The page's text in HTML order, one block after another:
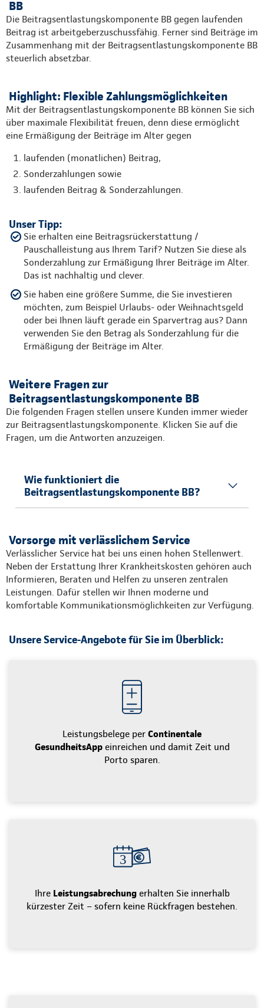
BB
Die Beitragsentlastungskomponente BB gegen laufenden
Beitrag ist arbeitgeberzuschussfähig. Ferner sind Beiträge im
Zusammenhang mit der Beitragsentlastungskomponente BB
steuerlich absetzbar.
Highlight: Flexible Zahlungsmöglichkeiten
Mit der Beitragsentlastungskomponente BB können Sie sich
über maximale Flexibilität freuen, denn diese ermöglicht
eine Ermäßigung der Beiträge im Alter gegen
laufenden (monatlichen) Beitrag,
Sonderzahlungen sowie
laufenden Beitrag & Sonderzahlungen.
Unser Tipp:
Sie erhalten eine Beitragsrückerstattung /
Pauschalleistung aus Ihrem Tarif? Nutzen Sie diese als
Sonderzahlung zur Ermäßigung Ihrer Beiträge im Alter.
Das ist nachhaltig und clever.
Sie haben eine größere Summe, die Sie investieren
möchten, zum Beispiel Urlaubs- oder Weihnachtsgeld
oder bei Ihnen läuft gerade ein Sparvertrag aus? Dann
verwenden Sie den Betrag als Sonderzahlung für die
Ermäßigung der Beiträge im Alter.
Weitere Fragen zur
Beitragsentlastungskomponente BB
Die folgenden Fragen stellen unsere Kunden immer wieder
zur Beitragsentlastungskomponente. Klicken Sie auf die
Fragen, um die Antworten anzuzeigen.
Wie funktioniert die
Beitragsentlastungskomponente BB?
Vorsorge mit verlässlichem Service
Verlässlicher Service hat bei uns einen hohen Stellenwert.
Neben der Erstattung Ihrer Krankheitskosten gehören auch
Informieren, Beraten und Helfen zu unseren zentralen
Leistungen. Dafür stellen wir Ihnen moderne und
komfortable Kommunikationsmöglichkeiten zur Verfügung.
Unsere Service-Angebote für Sie im Überblick:
Leistungsbelege per Continentale
GesundheitsAppeinreichen und damit Zeit und
Porto sparen.
Ihre Leistungsabrechungerhalten Sie innerhalb
kürzester Zeit – sofern keine Rückfragen bestehen.